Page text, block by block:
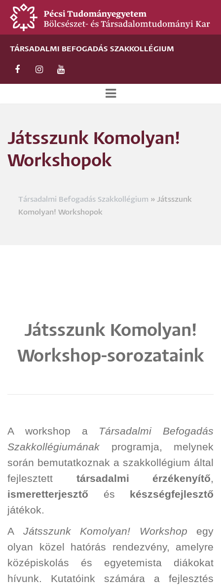
Ugrás
tartalomra
TÁRSADALMI BEFOGADÁS SZAKKOLLÉGIUM
alportál
menü
Játsszunk Komolyan!
Workshopok
Morzsa
Társadalmi Befogadás Szakkollégium
Játsszunk
Komolyan! Workshopok
Játsszunk Komolyan!
Workshop-sorozataink
A workshop a Társadalmi Befogadás
Szakkollégiumának programja, melynek
során bemutatkoznak a szakkollégium által
fejlesztett társadalmi érzékenyítő,
ismeretterjesztő és készségfejlesztő
játékok.
A Játsszunk Komolyan! Workshop egy
olyan közel hatórás rendezvény, amelyre
középiskolás és egyetemista diákokat
hívunk. Kutatóink számára a fejlesztés